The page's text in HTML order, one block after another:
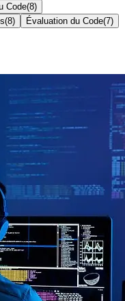
Code(8)
(8) Évaluation du Code(7)